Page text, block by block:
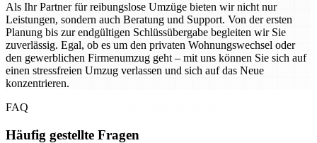
Als Ihr Partner für reibungslose Umzüge bieten wir nicht nur
Leistungen, sondern auch Beratung und Support. Von der ersten
Planung bis zur endgültigen Schlüssübergabe begleiten wir Sie
zuverlässig. Egal, ob es um den privaten Wohnungswechsel oder
den gewerblichen Firmenumzug geht – mit uns können Sie sich auf
einen stressfreien Umzug verlassen und sich auf das Neue
konzentrieren.
FAQ
Häufig gestellte Fragen